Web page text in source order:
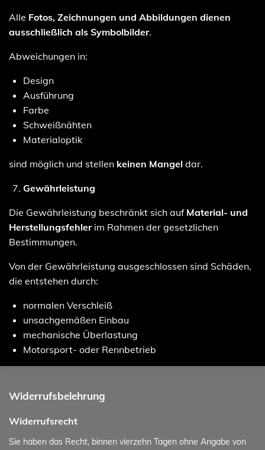
Alle Fotos, Zeichnungen und Abbildungen dienen
ausschließlich als Symbolbilder.
Abweichungen in:
Design
Ausführung
Farbe
Schweißnähten
Materialoptik
sind möglich und stellen keinen Mangel dar.
Gewährleistung
Die Gewährleistung beschränkt sich auf Material- und
Herstellungsfehlerim Rahmen der gesetzlichen
Bestimmungen.
Von der Gewährleistung ausgeschlossen sind Schäden,
die entstehen durch:
normalen Verschleiß
unsachgemäßen Einbau
mechanische Überlastung
Motorsport- oder Rennbetrieb
Widerrufsbelehrung
Widerrufsrecht
Sie haben das Recht, binnen vierzehn Tagen ohne Angabe von